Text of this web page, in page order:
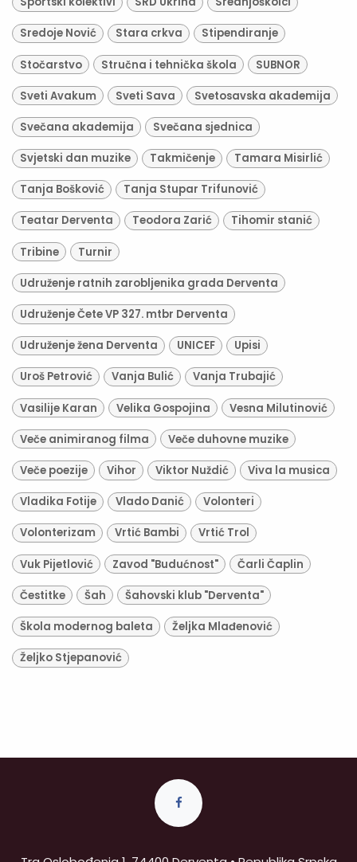
Sredoje Nović Stara crkva Stipendiranje
Stočarstvo Stručna i tehnička škola SUBNOR
Sveti Avakum Sveti Sava Svetosavska akademija
Svečana akademija Svečana sjednica
Svjetski dan muzike Takmičenje Tamara Misirlić
Tanja Bošković Tanja Stupar Trifunović
Teatar Derventa Teodora Zarić Tihomir stanić
Tribine Turnir
Udruženje ratnih zarobljenika grada Derventa
Udruženje Čete VP 327. mtbr Derventa
Udruženje žena Derventa UNICEF Upisi
Uroš Petrović Vanja Bulić Vanja Trubajić
Vasilije Karan Velika Gospojina Vesna Milutinović
Veče animiranog filma Veče duhovne muzike
Veče poezije Vihor Viktor Nuždić Viva la musica
Vladika Fotije Vlado Danić Volonteri
Volonterizam Vrtić Bambi Vrtić Trol
Vuk Pijetlović Zavod "Budućnost" Čarli Čaplin
Čestitke Šah Šahovski klub "Derventa"
Škola modernog baleta Željka Mlađenović
Željko Stjepanović